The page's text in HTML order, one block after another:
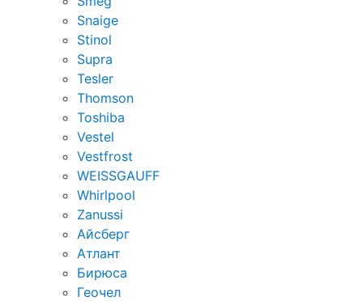
Snaige
Stinol
Supra
Tesler
Thomson
Toshiba
Vestel
Vestfrost
WEISSGAUFF
Whirlpool
Zanussi
Айсберг
Атлант
Бирюса
Геочел